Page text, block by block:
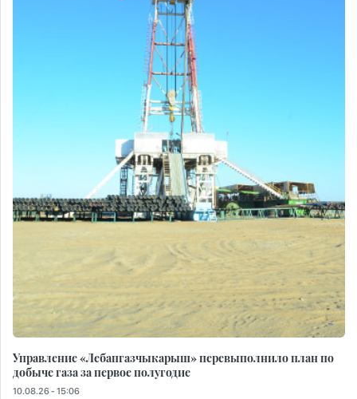
Управление «Лебапгазчыкарыш» перевыполнило план по
добыче газа за первое полугодие
10.08.26 - 15:06